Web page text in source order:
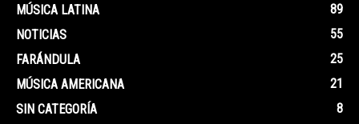
MÚSICA LATINA
89
NOTICIAS
55
FARÁNDULA
25
MÚSICA AMERICANA
21
SIN CATEGORÍA
8